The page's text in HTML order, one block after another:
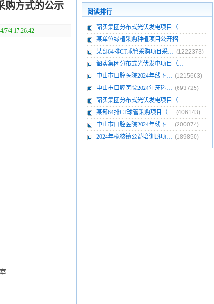
购方式的公示
7/4 17:26:42
阅读排行
韶实集团分布式光伏发电项目（…
(1281290)
某单位绿植采购种植项目公开招…
(1280511)
某部64排CT球管采购项目采… (1222373)
韶实集团分布式光伏发电项目（…
(1216765)
中山市口腔医院2024年线下… (1215663)
中山市口腔医院2024年牙科… (693725)
韶实集团分布式光伏发电项目（…
(536272)
某部64排CT球管采购项目（… (406143)
中山市口腔医院2024年线下… (200074)
2024年榄核镇公益培训班项… (189850)